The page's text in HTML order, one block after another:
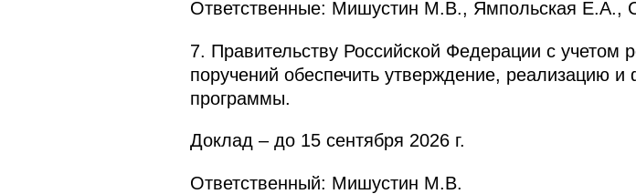
Ответственные: Мишустин М.В., Ямпольская Е.А.,
7. Правительству Российской Федерации с учетом
поручений обеспечить утверждение, реализацию
программы.
Доклад – до 15 сентября 2026 г.
Ответственный: Мишустин М.В.